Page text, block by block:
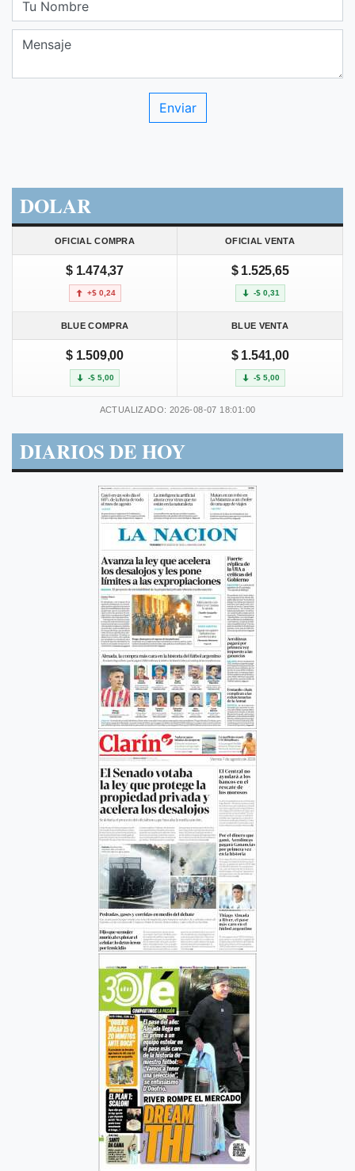
DOLAR
OFICIAL COMPRA OFICIAL VENTA
$ 1.474,37
+$ 0,24
$ 1.525,65
-$ 0,31
BLUE COMPRA BLUE VENTA
$ 1.509,00
-$ 5,00
$ 1.541,00
-$ 5,00
ACTUALIZADO: 2026-08-07 18:01:00
DIARIOS DE HOY